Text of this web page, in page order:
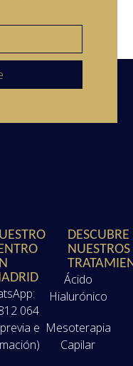
064
e
DESCUBRE
NUESTROS
Ácido
Hialurónico
Mesoterapia
Capilar